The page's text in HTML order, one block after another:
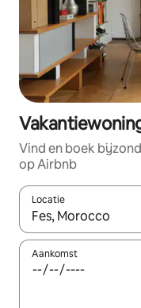
Vind en boek
op Airbnb
Locatie
Wanneer er
Aankomst